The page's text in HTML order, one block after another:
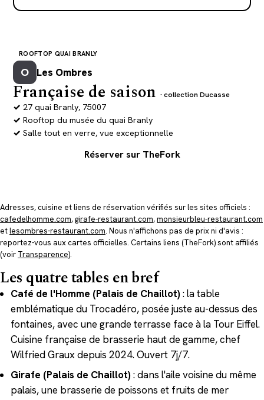
ROOFTOP QUAI BRANLY
O Les Ombres
Française de saison · collection Ducasse
27 quai Branly, 75007
Rooftop du musée du quai Branly
Salle tout en verre, vue exceptionnelle
Réserver sur TheFork
Adresses, cuisine et liens de réservation vérifiés sur les sites officiels :
cafedelhomme.com,girafe-restaurant.com,monsieurbleu-restaurant.com
etlesombres-restaurant.com. Nous n'affichons pas de prix ni d'avis :
reportez-vous aux cartes officielles. Certains liens (TheFork) sont affiliés
(voir Transparence).
Les quatre tables en bref
Café de l'Homme (Palais de Chaillot) : la table
emblématique du Trocadéro, posée juste au-dessus des
fontaines, avec une grande terrasse face à la Tour Eiffel.
Cuisine française de brasserie haut de gamme, chef
Wilfried Graux depuis 2024. Ouvert 7j/7.
Girafe (Palais de Chaillot) : dans l'aile voisine du même
palais, une brasserie de poissons et fruits de mer